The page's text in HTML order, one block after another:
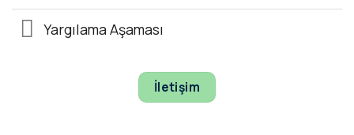
Yargılama Aşaması
İletişim